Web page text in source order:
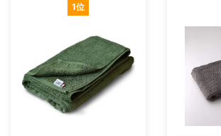
1位